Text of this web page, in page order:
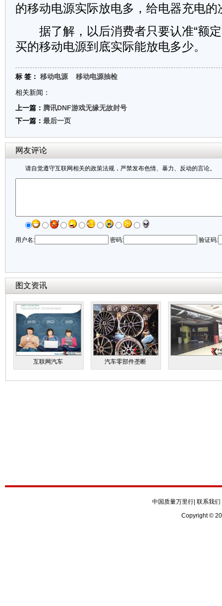
的移动电源实际放电多，给电器充电的
据了解，以后消费者只要认准“额定
买的移动电源到底实际能放电多少。
标 签： 移动电源
移动电源抽检
相关新闻：
上一篇： 腾讯DNF游戏无缘无故封号
下一篇： 最后一页
网友评论
请自觉遵守互联网相关的政策法规，严禁发布色情、暴力、反动的言论。
用户名: 密码: 验证码:
图文资讯
互联网汽车 汽车零部件垄断
中国质量万里行 联系我们
Copyright ©